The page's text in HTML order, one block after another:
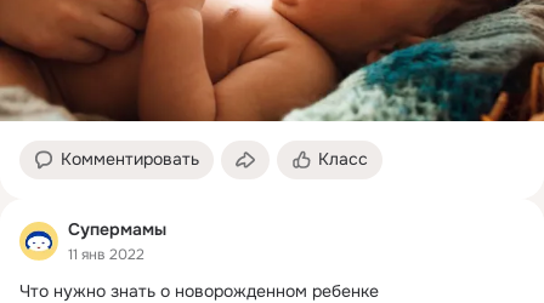
Комментировать Класс
Супермамы
11 янв 2022
Что нужно знать о новорожденном ребенке